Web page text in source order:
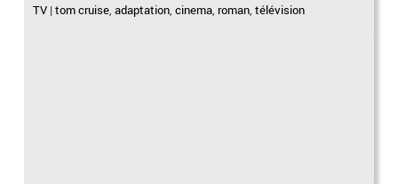
TV |tom cruise,adaptation,cinema, roman,télévision